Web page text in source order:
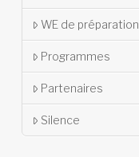
WE de préparation
Programmes
Partenaires
Silence